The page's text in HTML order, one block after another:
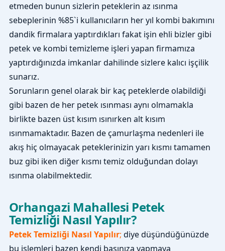
etmeden bunun sizlerin peteklerin az ısınma
sebeplerinin %85`i kullanıcıların her yıl kombi bakımını
dandik firmalara yaptırdıkları fakat işin ehli bizler gibi
petek ve kombi temizleme işleri yapan firmamıza
yaptırdığınızda imkanlar dahilinde sizlere kalıcı işçilik
sunarız.
Sorunların genel olarak bir kaç peteklerde olabildiği
gibi bazen de her petek ısınması aynı olmamakla
birlikte bazen üst kısım ısınırken alt kısım
ısınmamaktadır. Bazen de çamurlaşma nedenleri ile
akış hiç olmayacak peteklerinizin yarı kısmı tamamen
buz gibi iken diğer kısmı temiz olduğundan dolayı
ısınma olabilmektedir.
Orhangazi Mahallesi Petek
Temizliği Nasıl Yapılır?
Petek Temizliği Nasıl Yapılır; diye düşündüğünüzde
bu işlemleri bazen kendi başınıza yapmaya